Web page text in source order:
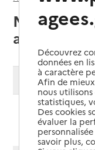
Noé
autonomie
Modifier ma
Découvrez
données en
à caractère
Afin de
nous utilisons
statistiques,
Des cookies
évaluer la
savoir plus,